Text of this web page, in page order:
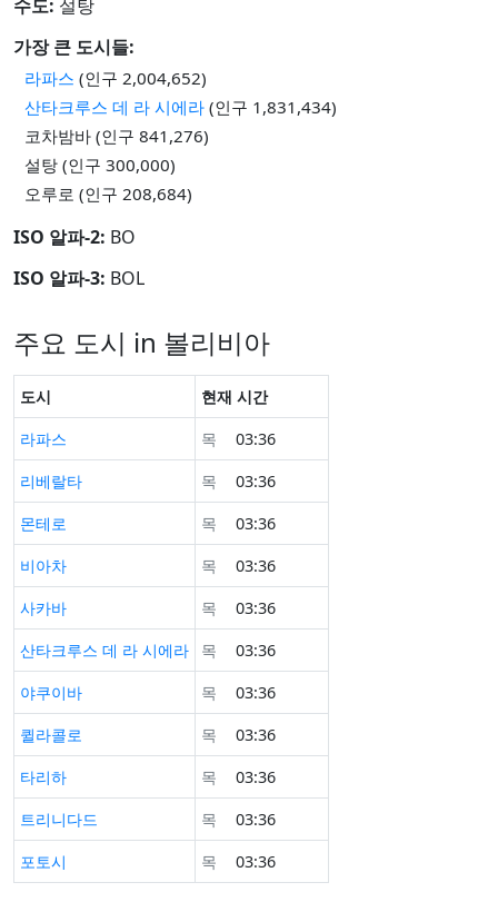
수도: 설탕
가장 큰 도시들:
라파스 (인구 2,004,652)
산타크루스 데 라 시에라 (인구 1,831,434)
코차밤바 (인구 841,276)
설탕 (인구 300,000)
오루로 (인구 208,684)
ISO 알파-2: BO
ISO 알파-3: BOL
주요 도시 in 볼리비아
도시
현재 시간
라파스
목
03:36
리베랄타
목
03:36
몬테로
목
03:36
비아차
목
03:36
사카바
목
03:36
산타크루스 데 라 시에라
목
03:36
야쿠이바
목
03:36
퀼라콜로
목
03:36
타리하
목
03:36
트리니다드
목
03:36
포토시
목 03:36